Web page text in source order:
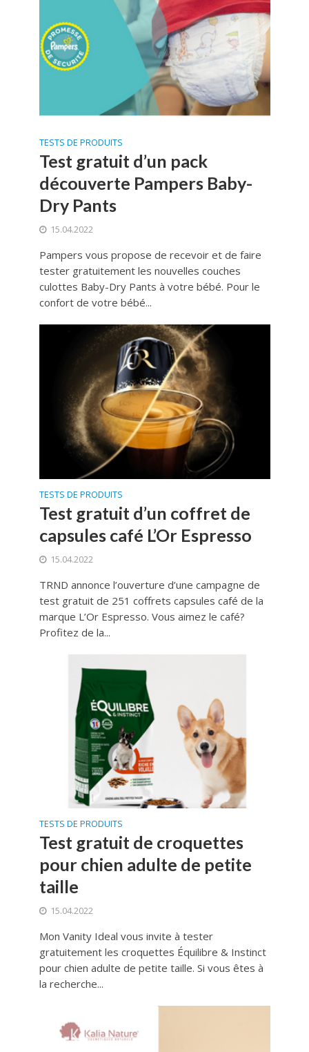
TESTS DE PRODUITS
Test gratuit d’un pack
découverte Pampers Baby-
Dry Pants
15.04.2022
Pampers vous propose de recevoir et de faire
tester gratuitement les nouvelles couches
culottes Baby-Dry Pants à votre bébé. Pour le
confort de votre bébé...
TESTS DE PRODUITS
Test gratuit d’un coffret de
capsules café L’Or Espresso
15.04.2022
TRND annonce l’ouverture d’une campagne de
test gratuit de 251 coffrets capsules café de la
marque L’Or Espresso. Vous aimez le café?
Profitez de la...
TESTS DE PRODUITS
Test gratuit de croquettes
pour chien adulte de petite
taille
15.04.2022
Mon Vanity Ideal vous invite à tester
gratuitement les croquettes Équilibre & Instinct
pour chien adulte de petite taille. Si vous êtes à
la recherche...